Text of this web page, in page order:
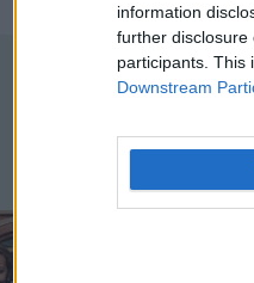
information
further disclosure
participants. This
Downstream